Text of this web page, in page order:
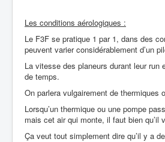
Les conditions aérologiques :
Le F3F se pratique 1 par 1, dans des
peuvent varier considérablement d’un
La vitesse des planeurs durant leur run
de temps.
On parlera vulgairement de thermiques
Lorsqu’un thermique ou une pompe
mais cet air qui monte, il faut bien qu’il
Ça veut tout simplement dire qu’il y a